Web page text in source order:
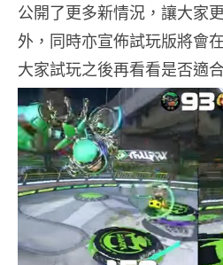
公開了更多新情況，讓大家
外，同時亦宣佈試玩版將會
大家試玩之後再看看是否適